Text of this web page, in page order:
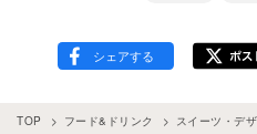
TOP フード&ドリンク スイーツ・デ